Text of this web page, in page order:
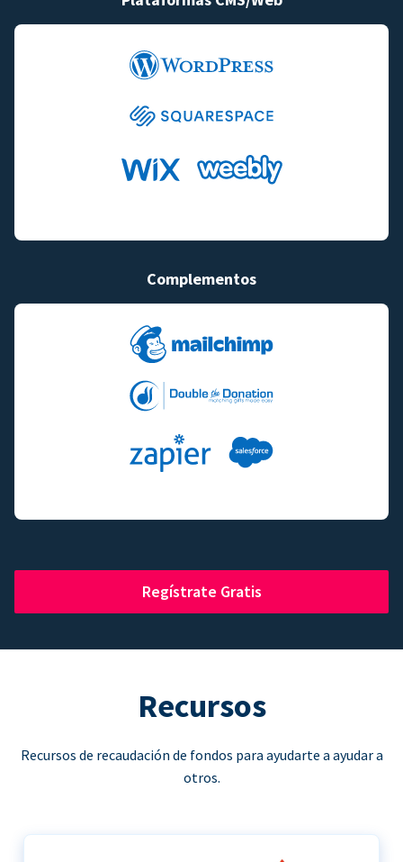
Complementos
Regístrate Gratis
Recursos
Recursos de recaudación de fondos para ayudarte a ayudar a
otros.